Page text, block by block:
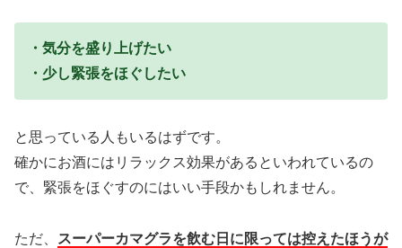
・気分を盛り上げたい
・少し緊張をほぐしたい
と思っている人もいるはずです。
確かにお酒にはリラックス効果があるといわれているの
で、緊張をほぐすのにはいい手段かもしれません。
ただ、
スーパーカマグラを飲む日に限っては控えたほうが